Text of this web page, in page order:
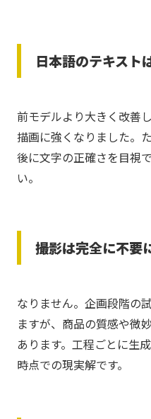
日本語のテキスト
前モデルより大きく改善
描画に強くなりました。
後に文字の正確さを目視
い。
撮影は完全に不要
なりません。企画段階の
ますが、商品の質感や微
あります。工程ごとに生
時点での現実解です。